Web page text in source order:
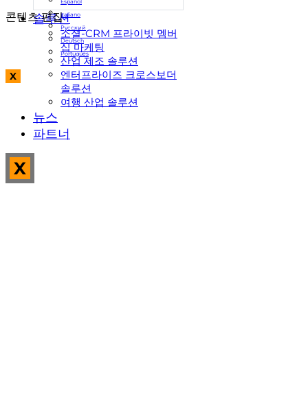
솔루션
소셜-CRM 프라이빗 멤버
십 마케팅
산업 제조 솔루션
엔터프라이즈 크로스보더
솔루션
여행 산업 솔루션
뉴스
파트너
X
Español
Italiano
Русский
Deutsch
Português
X
콘텐츠 편집